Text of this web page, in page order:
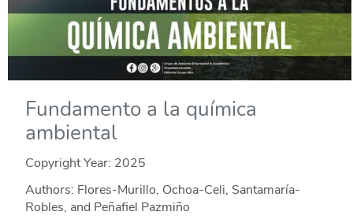
Fundamento a la química
ambiental
Copyright Year: 2025
Authors: Flores-Murillo, Ochoa-Celi, Santamaría-
Robles, and Peñafiel Pazmiño